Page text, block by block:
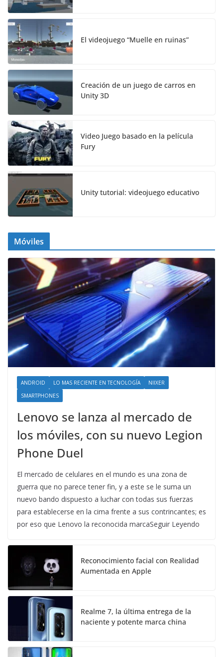
El videojuego “Muelle en ruinas”
Creación de un juego de carros en
Unity 3D
Video Juego basado en la película
Fury
Unity tutorial: videojuego educativo
Móviles
ANDROID LO MAS RECIENTE EN TECNOLOGÍA
NIIXER
SMARTPHONES
Lenovo se lanza al mercado de
los móviles, con su nuevo Legion
Phone Duel
El mercado de celulares en el mundo es una zona de
guerra que no parece tener fin, y a este se le suma un
nuevo bando dispuesto a luchar con todas sus fuerzas
para establecerse en la cima frente a sus contrincantes; es
por eso que Lenovo la reconocida marcaSeguir Leyendo
Reconocimiento facial con Realidad
Aumentada en Apple
Realme 7, la última entrega de la
naciente y potente marca china